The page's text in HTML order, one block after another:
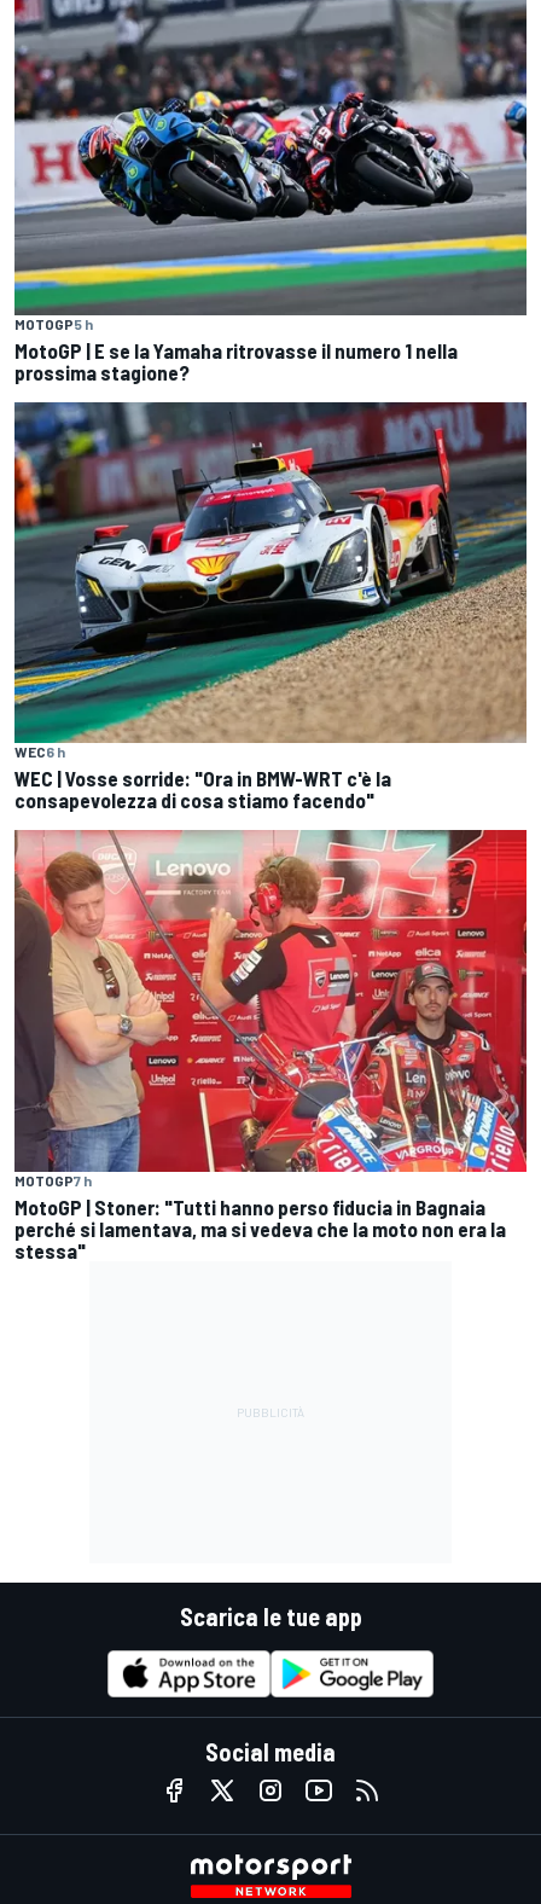
MOTOGP5 h
MotoGP | E se la Yamaha ritrovasse il numero 1 nella
prossima stagione?
WEC6 h
WEC | Vosse sorride: "Ora in BMW-WRT c'è la
consapevolezza di cosa stiamo facendo"
MOTOGP7 h
MotoGP | Stoner: "Tutti hanno perso fiducia in Bagnaia
perché si lamentava, ma si vedeva che la moto non era la
stessa"
Scarica le tue app
Social media